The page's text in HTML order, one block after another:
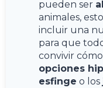
pueden ser
animales,
incluir una
para que
convivir
opciones
esfinge o los